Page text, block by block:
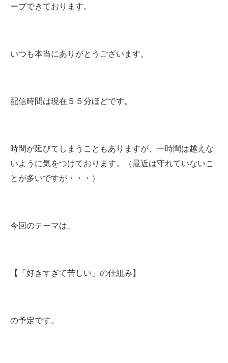
ープできております。
いつも本当にありがとうございます。
配信時間は現在５５分ほどです。
時間が延びてしまうこともありますが、一時間は越えな
いように気をつけております。（最近は守れていないこ
とが多いですが・・・）
今回のテーマは、
【「好きすぎて苦しい」の仕組み】
の予定です。